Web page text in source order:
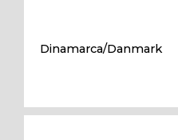
Dinamarca/Danmark